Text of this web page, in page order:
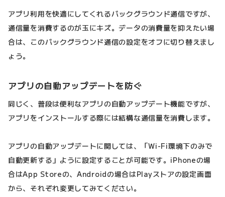
アプリ利用を快適にしてくれるバックグラウンド通信ですが、
通信量を消費するのが玉にキズ。データの消費量を抑えたい場
合は、このバックグラウンド通信の設定をオフに切り替えまし
ょう。
アプリの自動アップデートを防ぐ
同じく、普段は便利なアプリの自動アップデート機能ですが、
アプリをインストールする際には結構な通信量を消費します。
アプリの自動アップデートに関しては、「Wi-Fi環境下のみで
自動更新する」ように設定することが可能です。iPhoneの場
合はApp Storeの、Androidの場合はPlayストアの設定画面
から、それぞれ変更してみてください。